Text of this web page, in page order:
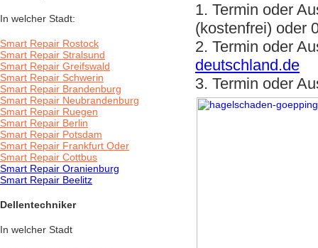
In welcher Stadt:
Smart Repair Rostock
Smart Repair Stralsund
Smart Repair Greifswald
Smart Repair Schwerin
Smart Repair Brandenburg
Smart Repair Neubrandenburg
Smart Repair Ruegen
Smart Repair Berlin
Smart Repair Potsdam
Smart Repair Frankfurt Oder
Smart Repair Cottbus
Smart Repair Oranienburg
Smart Repair Beelitz
Dellentechniker
In welcher Stadt
1. Termin oder
(kostenfrei) oder
2. Termin oder
deutschland.de
3. Termin oder